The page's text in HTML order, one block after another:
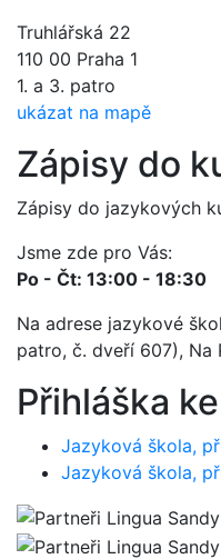
Truhlářská 22
110 00 Praha 1
1. a 3. patro
ukázat na mapě
Zápisy do
Zápisy do jazykových
Jsme zde pro Vás:
Po - Čt: 13:00 - 18:30
Na adrese jazykové
patro, č. dveří 607), Na
Přihláška
Jazyková škola,
Jazyková škola,